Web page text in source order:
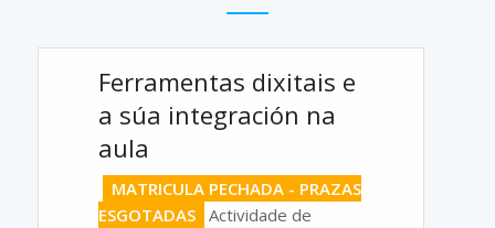
Ferramentas dixitais e
a súa integración na
aula
MATRICULA PECHADA - PRAZAS
ESGOTADAS
Actividade de